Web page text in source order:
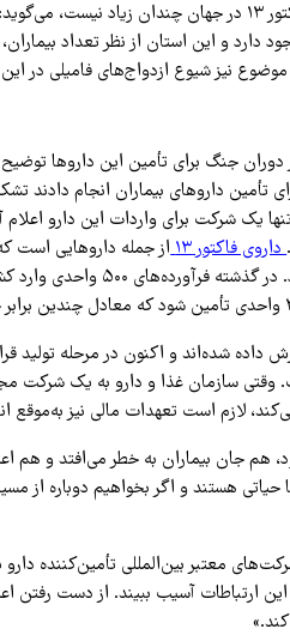
او با بیان اینکه تعداد بیماران مبتلا به کمبود فاکتور ۱۳ در
اختلال وجود دارد و این استان از نظر تعداد
نیز شیوع ازدواج‌های فامیلی در
دوران جنگ برای تأمین این داروها
تأمین داروهای بیماران انجام دادند
فوری فاکتور ۱۳ صادر شد و تنها یک شرکت برای واردات
داروی فاکتور ۱۳
از جمله داروهایی است
در جهان، معمولاً به صورت سفارشی
شده‌اند و اکنون در مرحله تولید
سازمان غذا و دارو به یک شرکت
لازم است تعهدات مالی نیز به‌موقع
هم جان بیماران به خطر می‌افتد و هم
هستند و اگر بخواهیم دوباره از
معتبر بین‌المللی تأمین‌کننده دارو
این ارتباطات آسیب ببیند. از دست رفتن